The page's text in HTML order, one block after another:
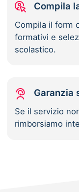
Compila
Compila il form
formativi e
scolastico.
Garanzia
Se il servizio
rimborsiamo